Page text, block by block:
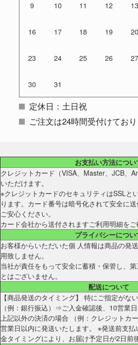
9 10 11 12 13
16 17 18 19 20
23 24 25 26 27
30 31
定休日：土日祝
ご注文は24時間受付けてお
お支払い方法につい
クレジットカード（VISA、Master、JCB、
いただけます。
※クレジットカードのセキュリティはSSLと
ります。カード番号は暗号化されて安全に
ご安心ください。
カード会社から送付されますご利用明細をご
プライバシーについ
お客様からいただいた個 人情報は商品の発
用致しません。
当社が責任をもって安全に蓄積・保管し、
とはございません。
配送について
【商品発送のタイミング】 特にご指定がな
（例：銀行振込）⇒ご入金確認後、10営業
上記以外の決済の場合 （例：クレジットカ
営業日以内に発送いたします。 ※発送前支
金タイミングにより、お届け予定日が2日前